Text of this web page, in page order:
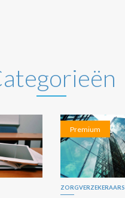
Premium
ZORGVERZEKERAARS